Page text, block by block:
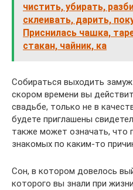
чистить, убирать,
склеивать, дарить,
Приснилась чашка,
стакан, чайник, ка
Собираться выходить
скором времени вы
свадьбе, только не в
будете приглашены
также может означать, что
знакомых по каким-то
Сон, в котором довелось
которого вы знали при